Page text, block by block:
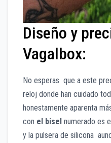
Diseño y
Vagalbox:
No esperas que a este
reloj donde han cuidado
honestamente aparenta
con el bisel numerado es
y la pulsera de silicona